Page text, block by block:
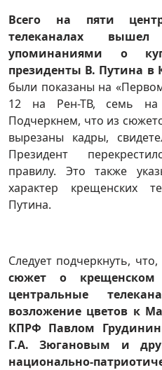
Всего на пяти
телеканалах
упоминаниями о
президенты В. Путина в
были показаны на
12 на Рен-ТВ, семь
Подчеркнем, что из
вырезаны кадры,
Президент
правилу. Это также
характер крещенских
Путина.
Следует подчеркнуть, что,
сюжет о
центральные
возложение цветов к
КПРФ Павлом
Г.А. Зюгановым и
национально-